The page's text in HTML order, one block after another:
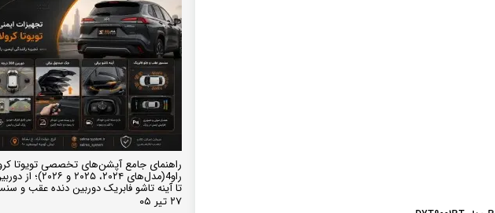
راهنمای جامع آپشن‌های تخصصی تویوتا
تا آینه تاشو فابریک دوربین دنده عقب و
۲۷ تیر ۰۵